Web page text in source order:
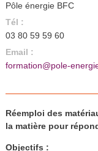
Pôle énergie BFC
Tél :
03 80 59 59 60
Email :
formation@pole-
Réemploi des
la matière pour
Objectifs :